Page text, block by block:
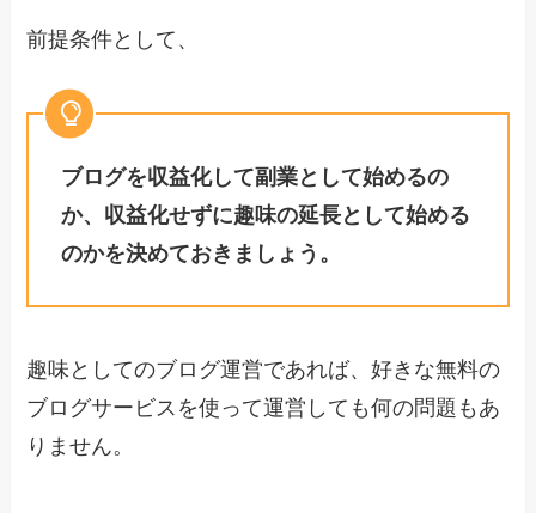
前提条件として、
ブログを収益化して副業として始めるの
か、収益化せずに趣味の延長として始める
のかを決めておきましょう。
趣味としてのブログ運営であれば、好きな無料の
ブログサービスを使って運営しても何の問題もあ
りません。